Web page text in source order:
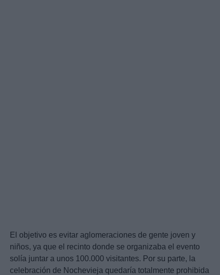
El objetivo es evitar aglomeraciones de gente joven y
niños, ya que el recinto donde se organizaba el evento
solía juntar a unos 100.000 visitantes. Por su parte, la
celebración de Nochevieja quedaría totalmente prohibida